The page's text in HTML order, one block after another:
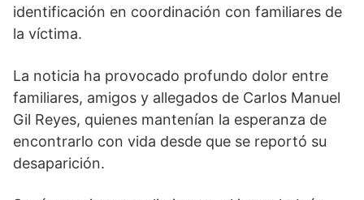
identificación en coordinación con familiares de
la víctima.
La noticia ha provocado profundo dolor entre
familiares, amigos y allegados de Carlos Manuel
Gil Reyes, quienes mantenían la esperanza de
encontrarlo con vida desde que se reportó su
desaparición.